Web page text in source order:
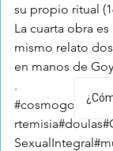
su propio ritual
La cuarta obra
mismo relato
en manos de
.
#cosmogonia
rtemisia#doulas
SexualIntegral